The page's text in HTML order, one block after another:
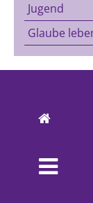
Jugend
Glaube